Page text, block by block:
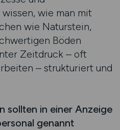
wie man mit
wie Naturstein,
Böden
Zeitdruck – oft
– strukturiert und
sollten in einer Anzeige
genannt